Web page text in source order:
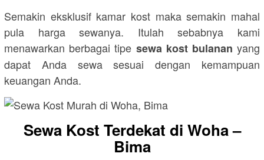
Semakin eksklusif kamar kost maka semakin mahal
pula harga sewanya. Itulah sebabnya kami
menawarkan berbagai tipe sewa kost bulanan yang
dapat Anda sewa sesuai dengan kemampuan
keuangan Anda.
Sewa Kost Terdekat di Woha –
Bima